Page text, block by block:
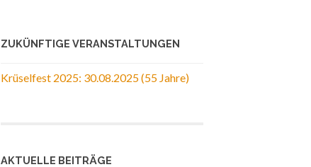
ZUKÜNFTIGE VERANSTALTUNGEN
Krüselfest 2025: 30.08.2025 (55 Jahre)
AKTUELLE BEITRÄGE